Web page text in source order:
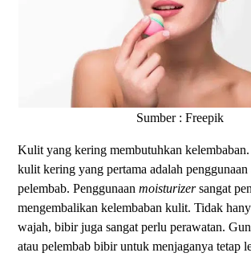
Sumber : Freepik
Kulit yang kering membutuhkan kelembaban.
kulit kering yang pertama adalah penggunaan
pelembab. Penggunaanmoisturizersangat
mengembalikan kelembaban kulit. Tidak
wajah, bibir juga sangat perlu perawatan.
atau pelembab bibir untuk menjaganya tetap